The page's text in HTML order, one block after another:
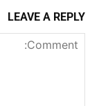
LEAVE A REPLY